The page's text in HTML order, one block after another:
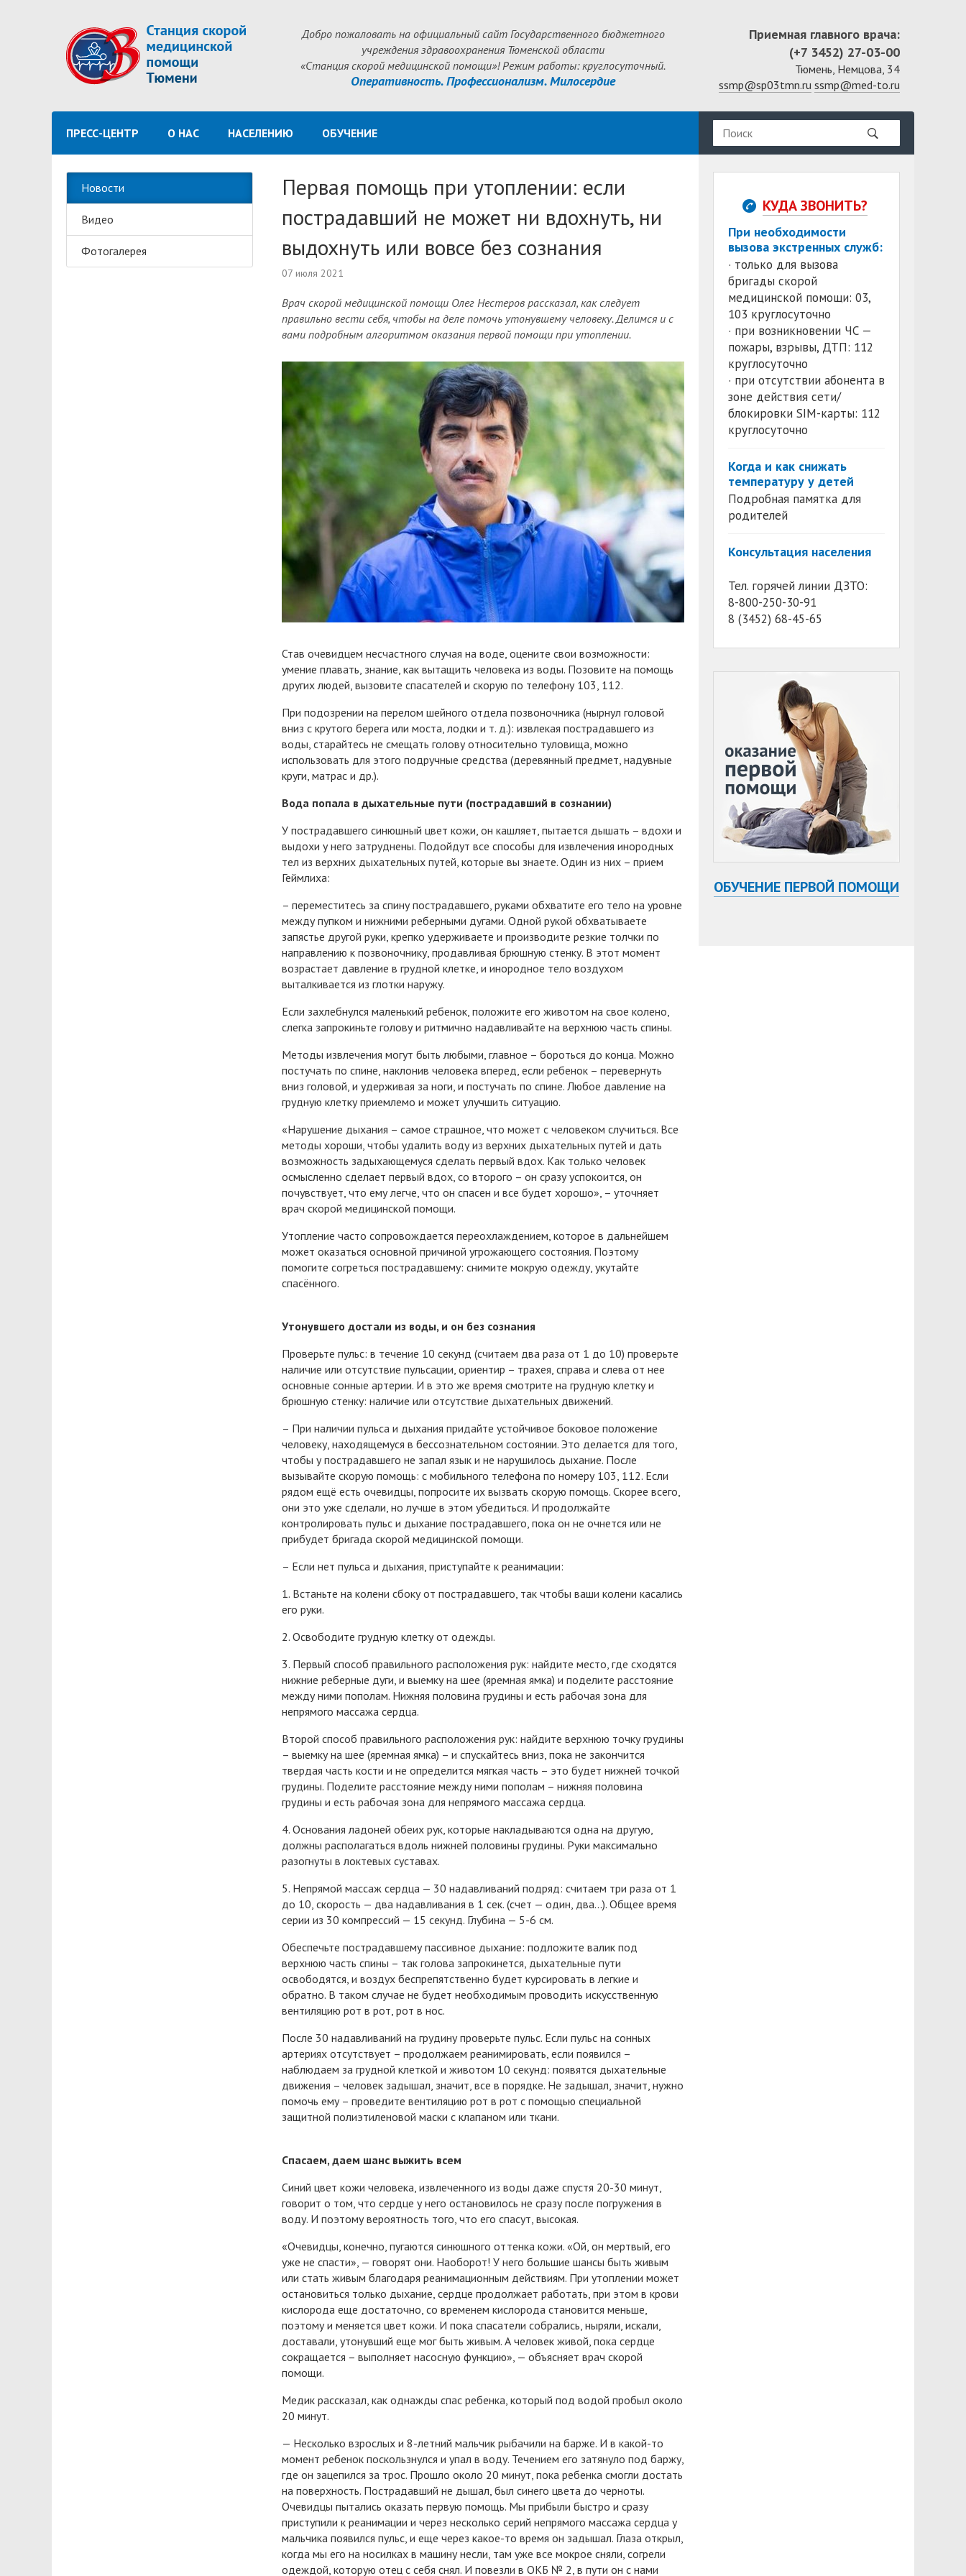
Добро пожаловать на официальный сайт Государственного бюджетного
учреждения здравоохранения Тюменской области
«Станция скорой медицинской помощи»! Режим работы: круглосуточный.
Оперативность. Профессионализм. Милосердие
Приемная главного врача:
(+7 3452) 27-03-00
Тюмень, Немцова, 34
ssmp@sp03tmn.ru ssmp@med-to.ru
ПРЕСС-ЦЕНТР О НАС НАСЕЛЕНИЮ ОБУЧЕНИЕ
Новости
Видео
Фотогалерея
Первая помощь при утоплении: если
пострадавший не может ни вдохнуть, ни
выдохнуть или вовсе без сознания
07 июля 2021
Врач скорой медицинской помощи Олег Нестеров рассказал, как следует
правильно вести себя, чтобы на деле помочь утонувшему человеку. Делимся и с
вами подробным алгоритмом оказания первой помощи при утоплении.
Став очевидцем несчастного случая на воде, оцените свои возможности:
умение плавать, знание, как вытащить человека из воды. Позовите на помощь
других людей, вызовите спасателей и скорую по телефону 103, 112.
При подозрении на перелом шейного отдела позвоночника (нырнул головой
вниз с крутого берега или моста, лодки и т. д.): извлекая пострадавшего из
воды, старайтесь не смещать голову относительно туловища, можно
использовать для этого подручные средства (деревянный предмет, надувные
круги, матрас и др.).
Вода попала в дыхательные пути (пострадавший в сознании)
У пострадавшего синюшный цвет кожи, он кашляет, пытается дышать – вдохи и
выдохи у него затруднены. Подойдут все способы для извлечения инородных
тел из верхних дыхательных путей, которые вы знаете. Один из них – прием
Геймлиха:
– переместитесь за спину пострадавшего, руками обхватите его тело на уровне
между пупком и нижними реберными дугами. Одной рукой обхватываете
запястье другой руки, крепко удерживаете и производите резкие толчки по
направлению к позвоночнику, продавливая брюшную стенку. В этот момент
возрастает давление в грудной клетке, и инородное тело воздухом
выталкивается из глотки наружу.
Если захлебнулся маленький ребенок, положите его животом на свое колено,
слегка запрокиньте голову и ритмично надавливайте на верхнюю часть спины.
Методы извлечения могут быть любыми, главное – бороться до конца. Можно
постучать по спине, наклонив человека вперед, если ребенок – перевернуть
вниз головой, и удерживая за ноги, и постучать по спине. Любое давление на
грудную клетку приемлемо и может улучшить ситуацию.
«Нарушение дыхания – самое страшное, что может с человеком случиться. Все
методы хороши, чтобы удалить воду из верхних дыхательных путей и дать
возможность задыхающемуся сделать первый вдох. Как только человек
осмысленно сделает первый вдох, со второго – он сразу успокоится, он
почувствует, что ему легче, что он спасен и все будет хорошо», – уточняет
врач скорой медицинской помощи.
Утопление часто сопровождается переохлаждением, которое в дальнейшем
может оказаться основной причиной угрожающего состояния. Поэтому
помогите согреться пострадавшему: снимите мокрую одежду, укутайте
спасённого.
Утонувшего достали из воды, и он без сознания
Проверьте пульс: в течение 10 секунд (считаем два раза от 1 до 10) проверьте
наличие или отсутствие пульсации, ориентир – трахея, справа и слева от нее
основные сонные артерии. И в это же время смотрите на грудную клетку и
брюшную стенку: наличие или отсутствие дыхательных движений.
– При наличии пульса и дыхания придайте устойчивое боковое положение
человеку, находящемуся в бессознательном состоянии. Это делается для того,
чтобы у пострадавшего не запал язык и не нарушилось дыхание. После
вызывайте скорую помощь: с мобильного телефона по номеру 103, 112. Если
рядом ещё есть очевидцы, попросите их вызвать скорую помощь. Скорее всего,
они это уже сделали, но лучше в этом убедиться. И продолжайте
контролировать пульс и дыхание пострадавшего, пока он не очнется или не
прибудет бригада скорой медицинской помощи.
– Если нет пульса и дыхания,­ приступайте к реанимации:
1. Встаньте на колени сбоку от пострадавшего, так чтобы ваши колени касались
его руки.
2. Освободите грудную клетку от одежды.
3. Первый способ правильного расположения рук: найдите место, где сходятся
нижние реберные дуги, и выемку на шее (яремная ямка) и поделите расстояние
между ними пополам. Нижняя половина грудины и есть рабочая зона для
непрямого массажа сердца.
Второй способ правильного расположения рук: найдите верхнюю точку грудины
– выемку на шее (яремная ямка) – и спускайтесь вниз, пока не закончится
твердая часть кости и не определится мягкая часть – это будет нижней точкой
грудины. Поделите расстояние между ними пополам – нижняя половина
грудины и есть рабочая зона для непрямого массажа сердца.
4. Основания ладоней обеих рук, которые накладываются одна на другую,
должны располагаться вдоль нижней половины грудины. Руки максимально
разогнуты в локтевых суставах.
5. Непрямой массаж сердца — 30 надавливаний подряд: считаем три раза от 1
до 10, скорость — два надавливания в 1 сек. (счет — один, два…). Общее время
серии из 30 компрессий — 15 секунд. Глубина — 5-6 см.
Обеспечьте пострадавшему пассивное дыхание: подложите валик под
верхнюю часть спины – так голова запрокинется, дыхательные пути
освободятся, и воздух беспрепятственно будет курсировать в легкие и
обратно. В таком случае не будет необходимым проводить искусственную
вентиляцию рот в рот, рот в нос.
После 30 надавливаний на грудину проверьте пульс. Если пульс на сонных
артериях отсутствует – продолжаем реанимировать, если появился –
наблюдаем за грудной клеткой и животом 10 секунд: появятся дыхательные
движения – человек задышал, значит, все в порядке. Не задышал, значит, нужно
помочь ему – проведите вентиляцию рот в рот с помощью специальной
защитной полиэтиленовой маски с клапаном или ткани.
Спасаем, даем шанс выжить всем
Синий цвет кожи человека, извлеченного из воды даже спустя 20-30 минут,
говорит о том, что сердце у него остановилось не сразу после погружения в
воду. И поэтому вероятность того, что его спасут, высокая.
«Очевидцы, конечно, пугаются синюшного оттенка кожи. «Ой, он мертвый, его
уже не спасти», — говорят они. Наоборот! У него большие шансы быть живым
или стать живым благодаря реанимационным действиям. При утоплении может
остановиться только дыхание, сердце продолжает работать, при этом в крови
кислорода еще достаточно, со временем кислорода становится меньше,
поэтому и меняется цвет кожи. И пока спасатели собрались, ныряли, искали,
доставали, утонувший еще мог быть живым. А человек живой, пока сердце
сокращается – выполняет насосную функцию», — объясняет врач скорой
помощи.
Медик рассказал, как однажды спас ребенка, который под водой пробыл около
20 минут.
— Несколько взрослых и 8-летний мальчик рыбачили на барже. И в какой-то
момент ребенок поскользнулся и упал в воду. Течением его затянуло под баржу,
где он зацепился за трос. Прошло около 20 минут, пока ребенка смогли достать
на поверхность. Пострадавший не дышал, был синего цвета до черноты.
Очевидцы пытались оказать первую помощь. Мы прибыли быстро и сразу
приступили к реанимации и через несколько серий непрямого массажа сердца у
мальчика появился пульс, и еще через какое-то время он задышал. Глаза открыл,
когда мы его на носилках в машину несли, там уже все мокрое сняли, согрели
одеждой, которую отец с себя снял. И повезли в ОКБ № 2, в пути он с нами
КУДА ЗВОНИТЬ?
При необходимости
вызова экстренных служб:
· только для вызова
бригады скорой
медицинской помощи: 03,
103 круглосуточно
· при возникновении ЧС —
пожары, взрывы, ДТП: 112
круглосуточно
· при отсутствии абонента в
зоне действия сети/
блокировки SIM-карты: 112
круглосуточно
Когда и как снижать
температуру у детей
Подробная памятка для
родителей
Консультация населения
Тел. горячей линии ДЗТО:
8-800-250-30-91
8 (3452) 68-45-65
ОБУЧЕНИЕ ПЕРВОЙ ПОМОЩИ